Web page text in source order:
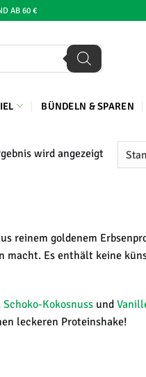
AB 60 €
BÜNDELN & SPAREN
wird angezeigt
reinem goldenem
macht. Es enthält keine
Schoko-Kokosnuss und
leckeren Proteinshake!